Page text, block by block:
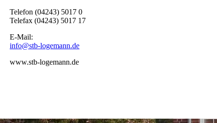
Telefon (04243) 5017 0
Telefax (04243) 5017 17
E-Mail:
info@stb-logemann.de
www.stb-logemann.de